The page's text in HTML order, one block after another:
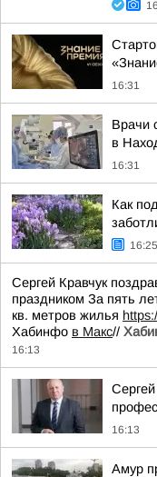
16:31
Врачи
в
16:31
Как
16:25
Сергей Кравчук
праздником За пять
кв. метров жилья
Хабинфо в Макс//
16:13
16:13
Амур